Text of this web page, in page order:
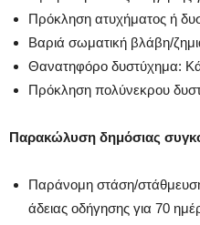
Πρόκληση ατυχήματος ή
Βαριά σωματική βλάβη/
Θανατηφόρο δυστύχημα:
Πρόκληση πολύνεκρου
Παρακώλυση δημόσιας
Παράνομη στάση/
άδειας οδήγησης για 70